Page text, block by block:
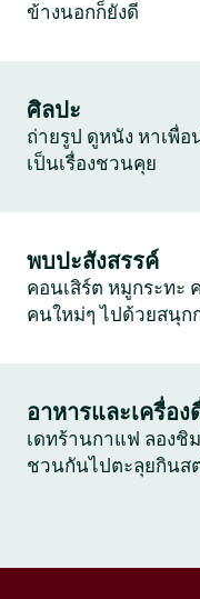
ข้างนอกก็ยังดี
ศิลปะ
ถ่ายรูป ดูหนัง หาเพื่อ
เป็นเรื่องชวนคุย
พบปะสังสรรค์
คอนเสิร์ต หมูกระทะ
คนใหม่ๆ ไปด้วยสนุก
อาหารและเครื่อง
เดทร้านกาแฟ ลองชิ
ชวนกันไปตะลุยกินส